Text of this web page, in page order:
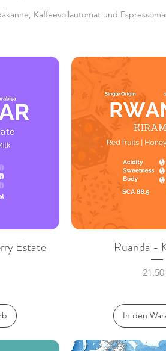
Kaffeevollautomat und
Estate Ruanda -
Preis
21,50
In den